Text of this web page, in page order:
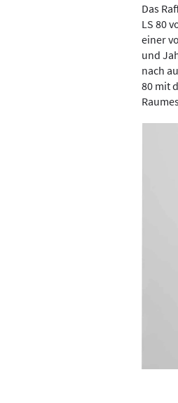
Das
LS 80
einer
und
nach
80 mit